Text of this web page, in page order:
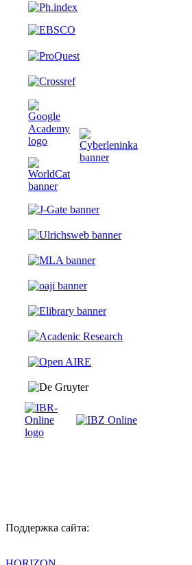
Поддержка сайта: